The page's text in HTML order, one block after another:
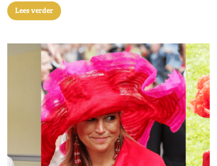
Lees verder